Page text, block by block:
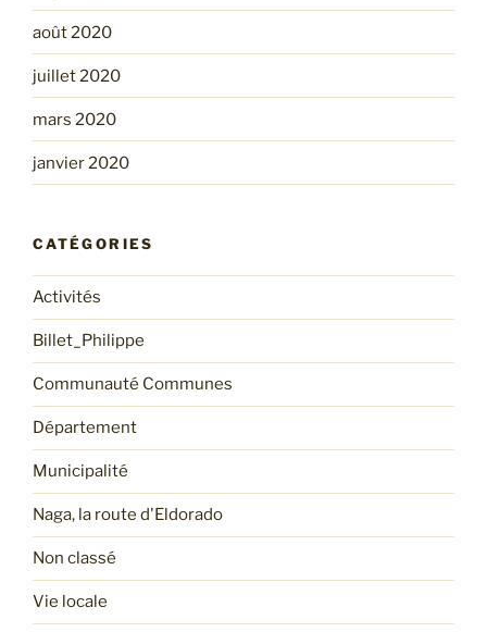
août 2020
juillet 2020
mars 2020
janvier 2020
CATÉGORIES
Activités
Billet_Philippe
Communauté Communes
Département
Municipalité
Naga, la route d'Eldorado
Non classé
Vie locale